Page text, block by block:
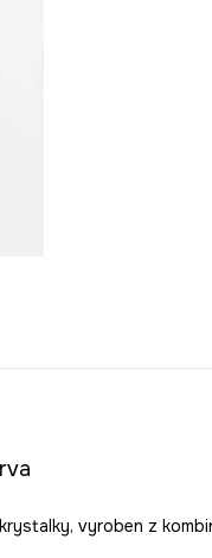
vyroben z